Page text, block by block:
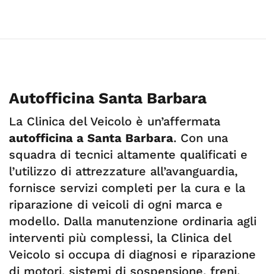
Autofficina Santa Barbara
La Clinica del Veicolo è un’affermata
autofficina a Santa Barbara. Con una
squadra di tecnici altamente qualificati e
l’utilizzo di attrezzature all’avanguardia,
fornisce servizi completi per la cura e la
riparazione di veicoli di ogni marca e
modello. Dalla manutenzione ordinaria agli
interventi più complessi, la Clinica del
Veicolo si occupa di diagnosi e riparazione
di motori, sistemi di sospensione, freni,